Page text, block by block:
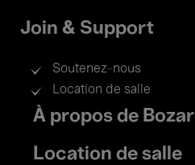
Join & Support
Soutenez-nous
Location de salle
Footer
menu
À propos de Bozar
Location de salle